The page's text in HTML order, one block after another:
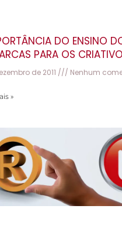
DO ENSINO
PARA OS
de 2011 Nenhum
»